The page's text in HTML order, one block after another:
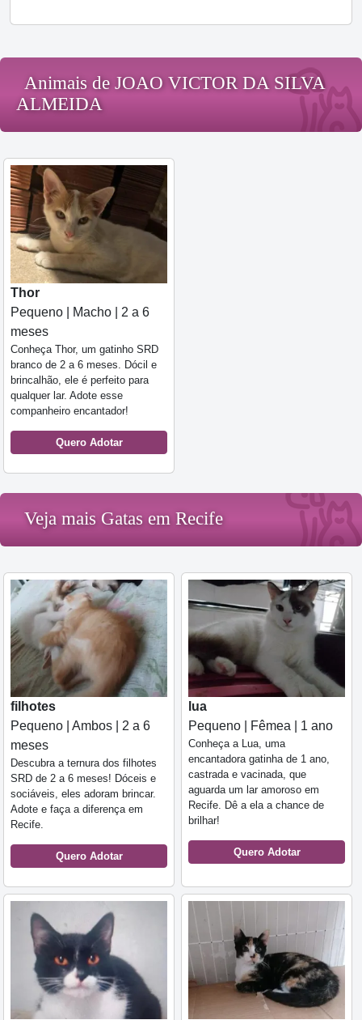
Animais de JOAO VICTOR DA SILVA
ALMEIDA
Thor
Pequeno | Macho | 2 a 6
meses
Conheça Thor, um gatinho SRD
branco de 2 a 6 meses. Dócil e
brincalhão, ele é perfeito para
qualquer lar. Adote esse
companheiro encantador!
Quero Adotar
Veja mais Gatas em Recife
filhotes
Pequeno | Ambos | 2 a 6
meses
Descubra a ternura dos filhotes
SRD de 2 a 6 meses! Dóceis e
sociáveis, eles adoram brincar.
Adote e faça a diferença em
Recife.
Quero Adotar
lua
Pequeno | Fêmea | 1 ano
Conheça a Lua, uma
encantadora gatinha de 1 ano,
castrada e vacinada, que
aguarda um lar amoroso em
Recife. Dê a ela a chance de
brilhar!
Quero Adotar